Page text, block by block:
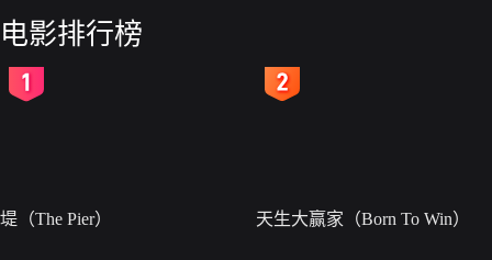
电影排行榜
堤（The Pier） 天生大赢家（Born To Win）